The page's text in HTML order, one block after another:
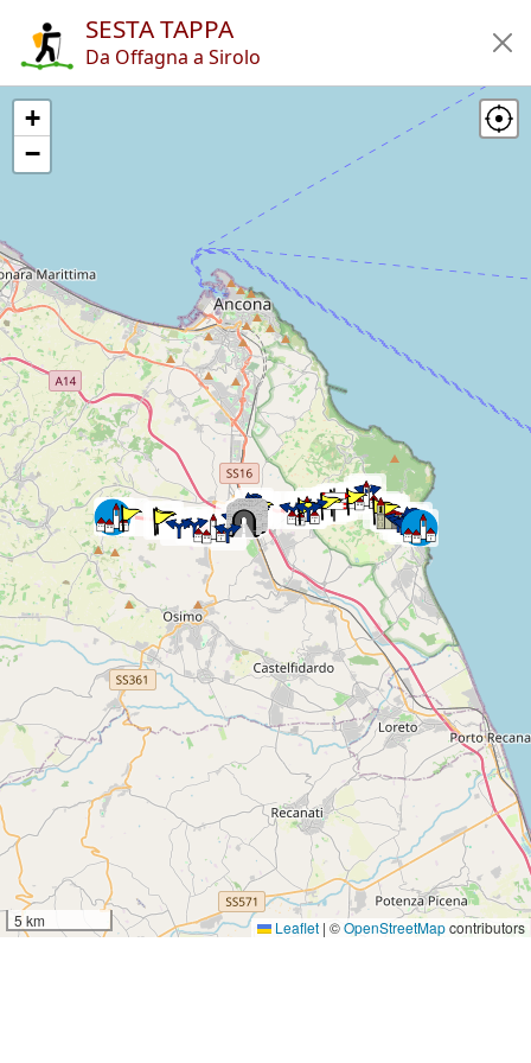
Itinerari Rifugi Articoli
App
Autori
TraversaMarche
SESTA TAPPA
Da Offagna a Sirolo
+
−
5 km Leaflet | ©OpenStreetMapcontributors
Copyright © 2010-2021 trekking-etc - Tutti i diritti riservati
Developed bygb-ing
termini d'uso-esclusione di responsabilità
privacy e cookie
Pagine viste: 3712456